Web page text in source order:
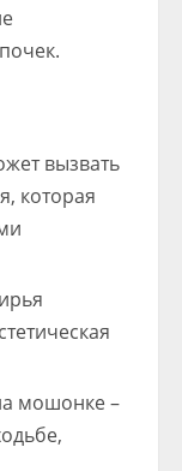
вызвать
которая
мошонке –